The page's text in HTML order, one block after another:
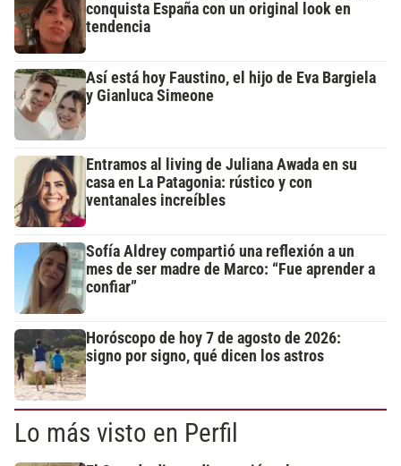
conquista España con un original look en
tendencia
Así está hoy Faustino, el hijo de Eva Bargiela
y Gianluca Simeone
Entramos al living de Juliana Awada en su
casa en La Patagonia: rústico y con
ventanales increíbles
Sofía Aldrey compartió una reflexión a un
mes de ser madre de Marco: “Fue aprender a
confiar”
Horóscopo de hoy 7 de agosto de 2026:
signo por signo, qué dicen los astros
Lo más visto en Perfil